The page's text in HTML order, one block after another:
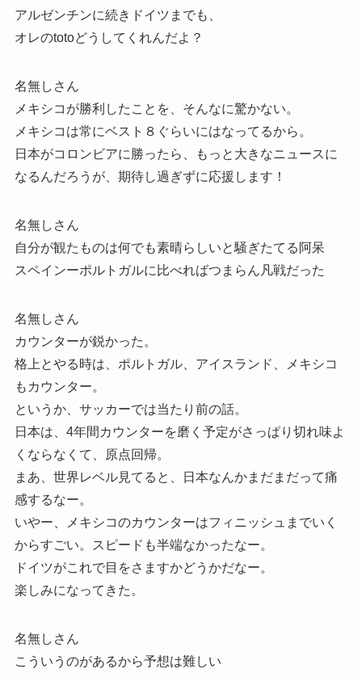
アルゼンチンに続きドイツまでも、
オレのtotoどうしてくれんだよ？
名無しさん
メキシコが勝利したことを、そんなに驚かない。
メキシコは常にベスト８ぐらいにはなってるから。
日本がコロンビアに勝ったら、もっと大きなニュースに
なるんだろうが、期待し過ぎずに応援します！
名無しさん
自分が観たものは何でも素晴らしいと騒ぎたてる阿呆
スペインーポルトガルに比べればつまらん凡戦だった
名無しさん
カウンターが鋭かった。
格上とやる時は、ポルトガル、アイスランド、メキシコ
もカウンター。
というか、サッカーでは当たり前の話。
日本は、4年間カウンターを磨く予定がさっぱり切れ味よ
くならなくて、原点回帰。
まあ、世界レベル見てると、日本なんかまだまだって痛
感するなー。
いやー、メキシコのカウンターはフィニッシュまでいく
からすごい。スピードも半端なかったなー。
ドイツがこれで目をさますかどうかだなー。
楽しみになってきた。
名無しさん
こういうのがあるから予想は難しい